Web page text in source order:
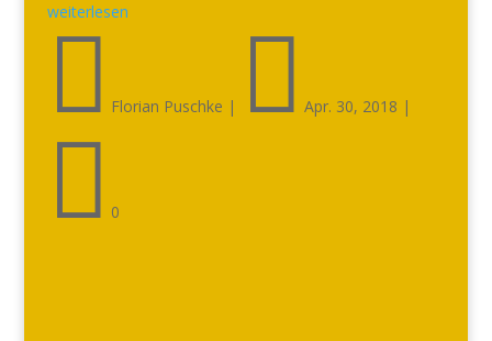
weiterlesen
 Florian Puschke |  Apr. 30, 2018 |
 0